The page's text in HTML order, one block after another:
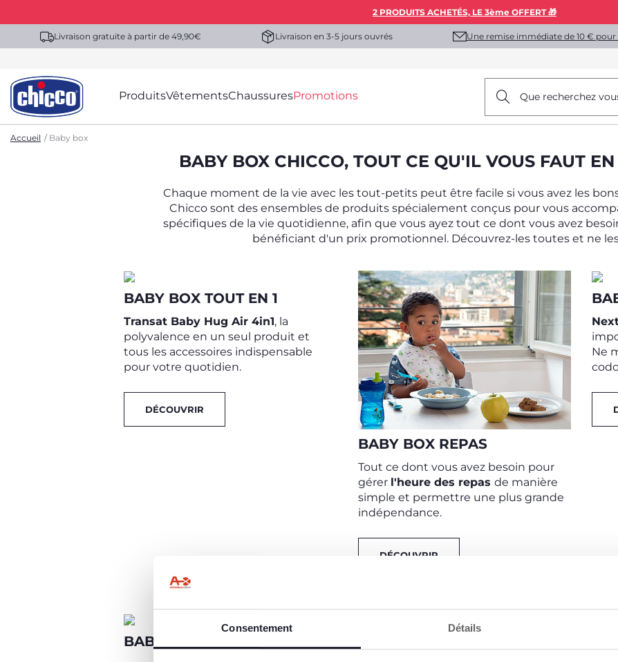
Consentement Détails
2 PRODUITS ACHETÉS, LE 3ème OFFERT 🎁
Livraison gratuite à partir de 49,90€ Livraison en 3-5 jours ouvrés Une remise immédiate de 10 € pour
ProduitsVêtementsChaussuresPromotions Que recherchez
Accueil Baby box
BABY BOX CHICCO, TOUT CE QU'IL VOUS FAUT
Chaque moment de la vie avec les tout-petits peut être facile si vous avez les
Chicco sont des ensembles de produits spécialement conçus pour vous
spécifiques de la vie quotidienne, afin que vous ayez tout ce dont vous avez
bénéficiant d'un prix promotionnel. Découvrez-les toutes et ne les
BABY BOX TOUT EN 1
Transat Baby Hug Air 4in1, la
polyvalence en un seul produit et
tous les accessoires indispensable
pour votre quotidien.
DÉCOUVRIR
BABY BOX REPAS
Tout ce dont vous avez besoin pour
gérer l'heure des repas de manière
simple et permettre une plus grande
indépendance.
DÉCOUVRIR
Ne
BABY BOX GOODY PLUS